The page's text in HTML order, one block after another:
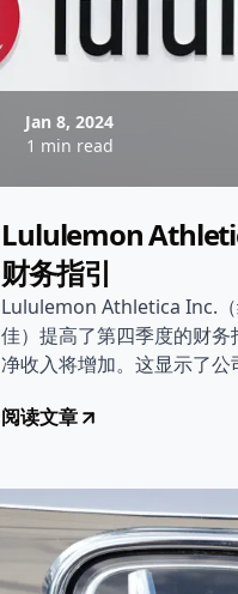
Jan 8, 2024
1 min read
Lululemon
财务指引
Lululemon Athletica Inc.
佳）提高了第四季度的财务
净收入将增加。这显示了公
阅读文章